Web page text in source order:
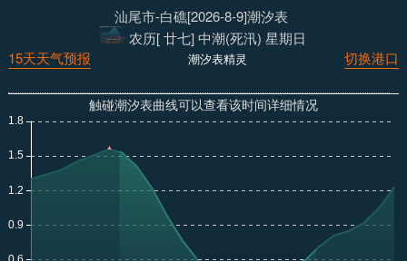
汕尾市-白礁[2026-8-9]潮汐表
农历[ 廿七] 中潮(死汛) 星期日
切换港口
潮汐表精灵
15天天气预报
触碰潮汐表曲线可以查看该时间详细情况